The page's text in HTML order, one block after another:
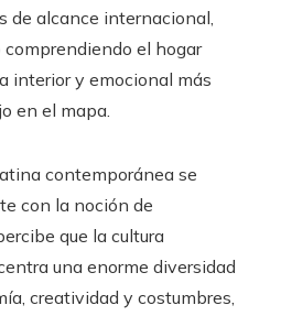
de alcance internacional,
el hogar
interior y emocional más
en el mapa.
contemporánea se
con la noción de
que la cultura
una enorme diversidad
creatividad y costumbres,